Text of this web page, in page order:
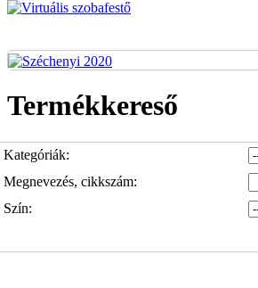
Termékkereső
Kategóriák:
Megnevezés, cikkszám:
Szín: